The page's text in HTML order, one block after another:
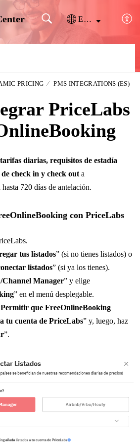
Español (España)
PRICING
PMS INTEGRATIONS (ES)
PriceLabs
tarifas diarias, requisitos de estadía
check in y check outa
720 días de antelación.
con PriceLabs
tus listados” (si no tienes listados) o
listados” (si ya los tienes).
Channel Manager” y elige
” en el menú desplegable.
Permitir que FreeOnlineBooking
tu cuenta de PriceLabs” y, luego, haz
”.